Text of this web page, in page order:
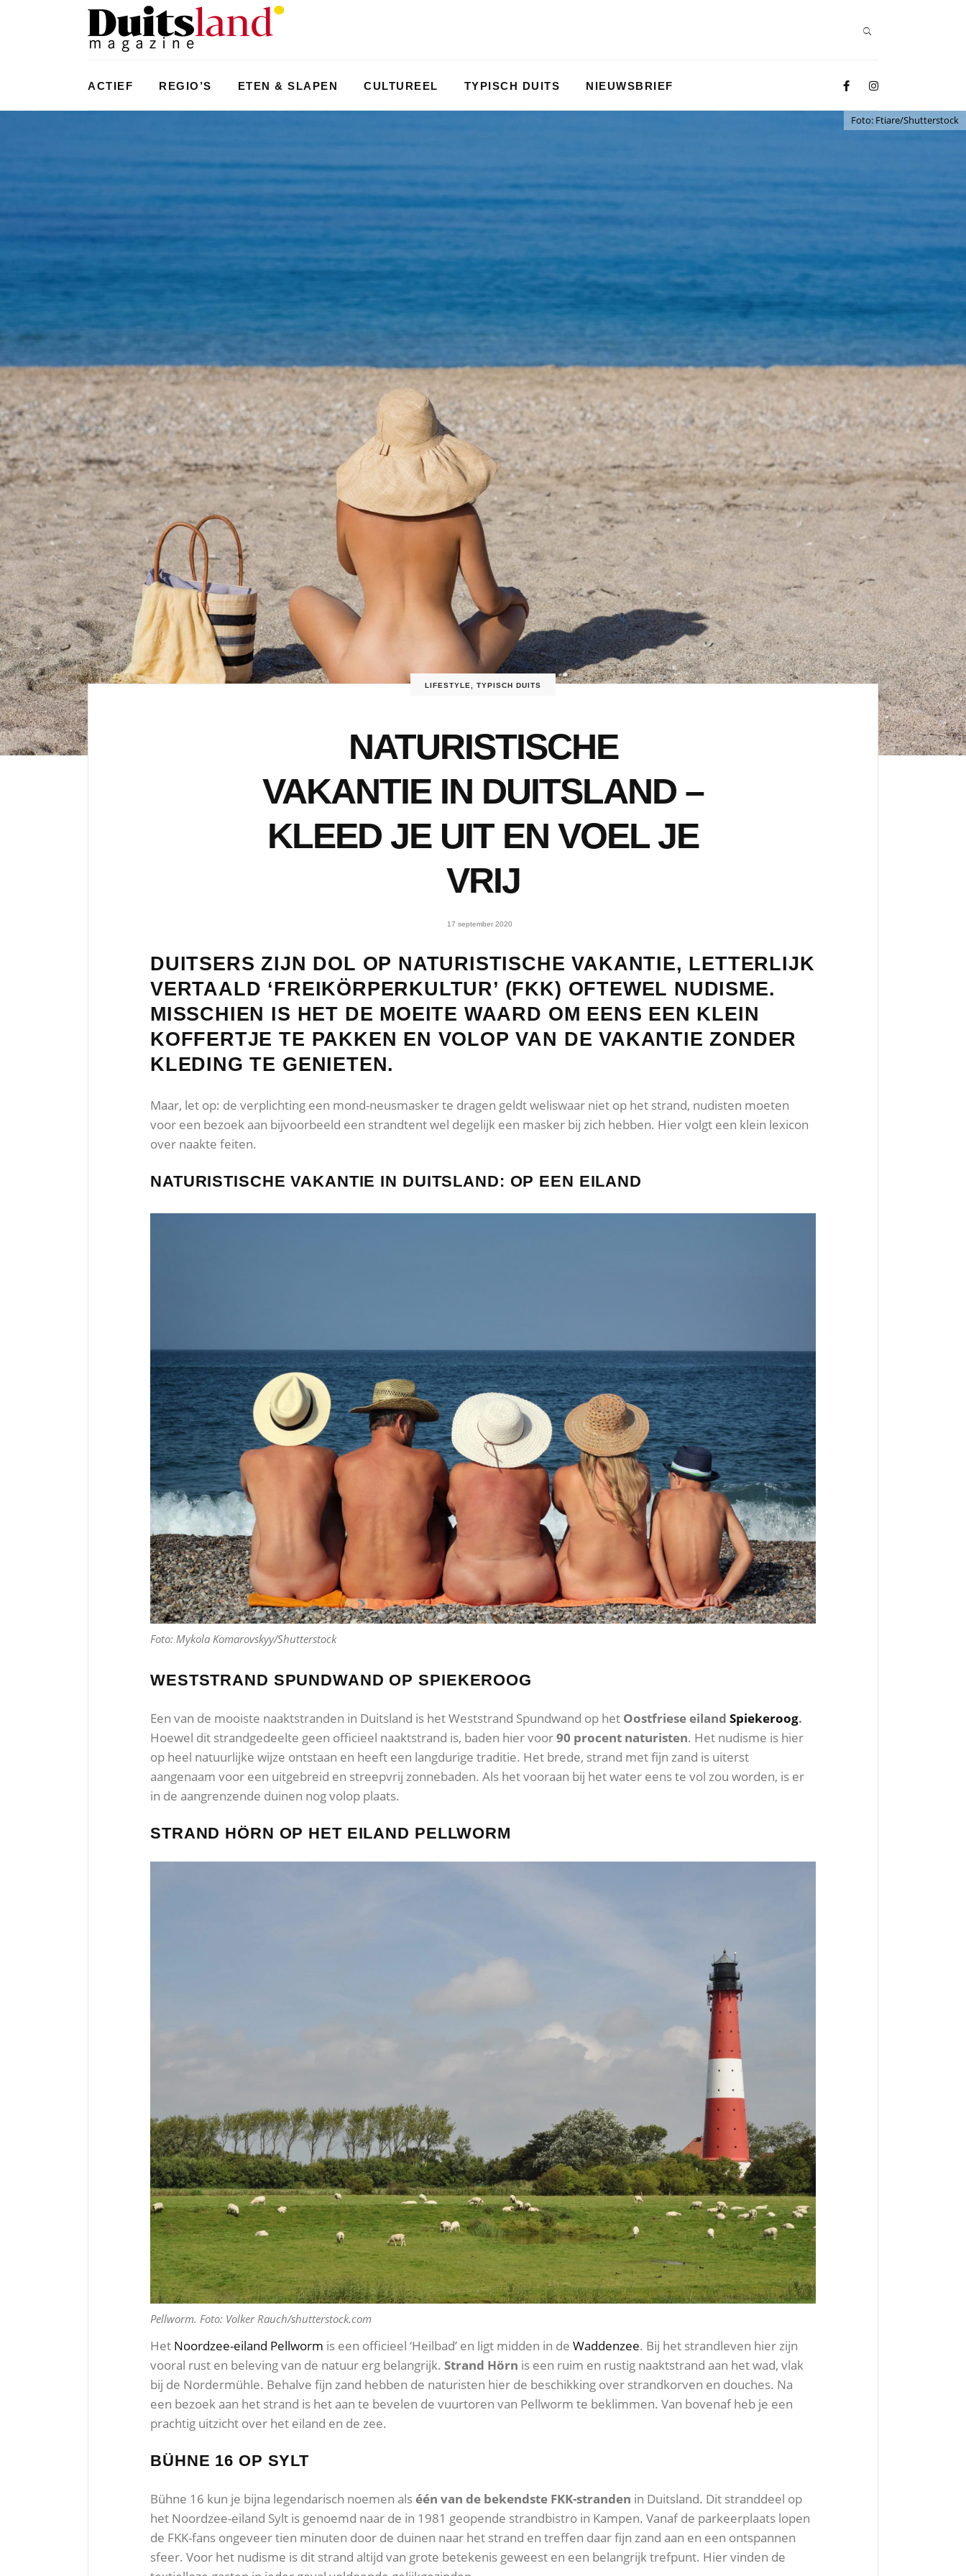
ACTIEF REGIO’S ETEN & SLAPEN CULTUREEL TYPISCH DUITS NIEUWSBRIEF
Foto: Ftiare/Shutterstock
LIFESTYLE TYPISCH DUITS
NATURISTISCHE
VAKANTIE IN DUITSLAND –
KLEED JE UIT EN VOEL JE
VRIJ
17 september 2020
DUITSERS ZIJN DOL OP NATURISTISCHE VAKANTIE, LETTERLIJK
VERTAALD ‘FREIKÖRPERKULTUR’ (FKK) OFTEWEL NUDISME.
MISSCHIEN IS HET DE MOEITE WAARD OM EENS EEN KLEIN
KOFFERTJE TE PAKKEN EN VOLOP VAN DE VAKANTIE ZONDER
KLEDING TE GENIETEN.
Maar, let op: de verplichting een mond-neusmasker te dragen geldt weliswaar niet op het strand, nudisten moeten
voor een bezoek aan bijvoorbeeld een strandtent wel degelijk een masker bij zich hebben. Hier volgt een klein lexicon
over naakte feiten.
NATURISTISCHE VAKANTIE IN DUITSLAND: OP EEN EILAND
Foto: Mykola Komarovskyy/Shutterstock
WESTSTRAND SPUNDWAND OP SPIEKEROOG
Een van de mooiste naaktstranden in Duitsland is het Weststrand Spundwand op het Oostfriese eiland Spiekeroog.
Hoewel dit strandgedeelte geen officieel naaktstrand is, baden hier voor90 procent naturisten. Het nudisme is hier
op heel natuurlijke wijze ontstaan en heeft een langdurige traditie. Het brede, strand met fijn zand is uiterst
aangenaam voor een uitgebreid en streepvrij zonnebaden. Als het vooraan bij het water eens te vol zou worden, is er
in de aangrenzende duinen nog volop plaats.
STRAND HÖRN OP HET EILAND PELLWORM
Pellworm. Foto: Volker Rauch/shutterstock.com
Het Noordzee-eiland Pellworm is een officieel ‘Heilbad’ en ligt midden in de Waddenzee. Bij het strandleven hier zijn
vooral rust en beleving van de natuur erg belangrijk. Strand Hörn is een ruim en rustig naaktstrand aan het wad, vlak
bij de Nordermühle. Behalve fijn zand hebben de naturisten hier de beschikking over strandkorven en douches. Na
een bezoek aan het strand is het aan te bevelen de vuurtoren van Pellworm te beklimmen. Van bovenaf heb je een
prachtig uitzicht over het eiland en de zee.
BÜHNE 16 OP SYLT
Bühne 16 kun je bijna legendarisch noemen alséén van de bekendste FKK-stranden in Duitsland. Dit stranddeel op
het Noordzee-eiland Sylt is genoemd naar de in 1981 geopende strandbistro in Kampen. Vanaf de parkeerplaats lopen
de FKK-fans ongeveer tien minuten door de duinen naar het strand en treffen daar fijn zand aan en een ontspannen
sfeer. Voor het nudisme is dit strand altijd van grote betekenis geweest en een belangrijk trefpunt. Hier vinden de